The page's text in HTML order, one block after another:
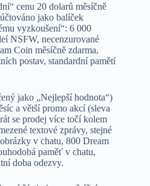
cenu 20 dolarů měsíčně
jako balíček
vyzkoušení“: 6 000
NSFW, necenzurované
Coin měsíčně zdarma,
postav, standardní pamětí
jako „Nejlepší hodnota“)
a větší promo akcí (sleva
se prodej více točí kolem
textové zprávy, stejné
v chatu, 800 Dream
paměť v chatu,
doba odezvy.